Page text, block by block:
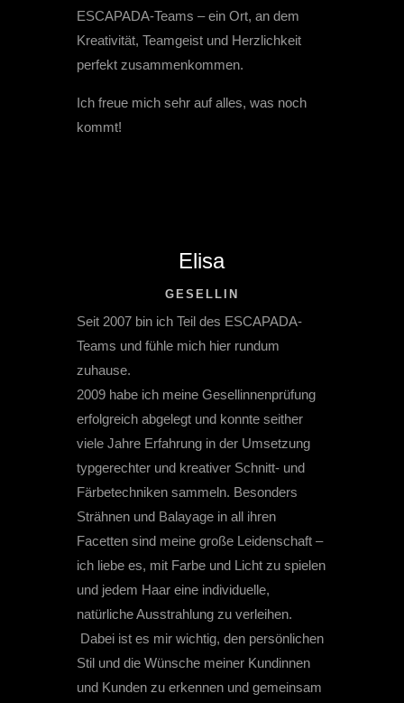
ESCAPADA-Teams – ein Ort, an dem
Kreativität, Teamgeist und Herzlichkeit
perfekt zusammenkommen.
Ich freue mich sehr auf alles, was noch
kommt!
Elisa
GESELLIN
Seit 2007 bin ich Teil des ESCAPADA-
Teams und fühle mich hier rundum
zuhause.
2009 habe ich meine Gesellinnenprüfung
erfolgreich abgelegt und konnte seither
viele Jahre Erfahrung in der Umsetzung
typgerechter und kreativer Schnitt- und
Färbetechniken sammeln. Besonders
Strähnen und Balayage in all ihren
Facetten sind meine große Leidenschaft –
ich liebe es, mit Farbe und Licht zu spielen
und jedem Haar eine individuelle,
natürliche Ausstrahlung zu verleihen.
Dabei ist es mir wichtig, den persönlichen
Stil und die Wünsche meiner Kundinnen
und Kunden zu erkennen und gemeinsam